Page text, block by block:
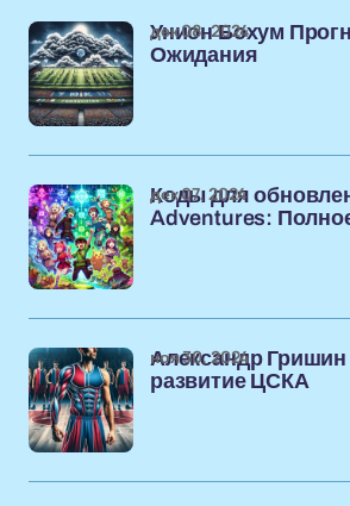
Унион Бохум
Ожидания
дек 08, 2024
Коды для
Adventures:
дек 07, 2024
Александр Гришин
развитие ЦСКА
ноя 30, 2024